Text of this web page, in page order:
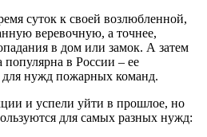
суток к своей возлюбленной,
веревочную, а точнее,
в дом или замок. А затем
популярна в России – ее
для нужд пожарных команд.
и успели уйти в прошлое, но
для самых разных нужд: